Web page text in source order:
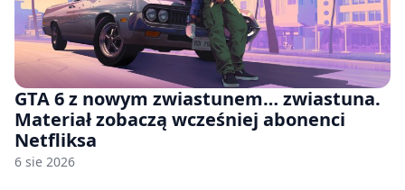
GTA 6 z nowym zwiastunem… zwiastuna.
Materiał zobaczą wcześniej abonenci
Netfliksa
6 sie 2026